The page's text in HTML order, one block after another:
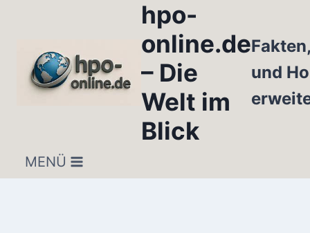
hpo-
online.de
– Die
Welt im
Blick
und
MENÜ